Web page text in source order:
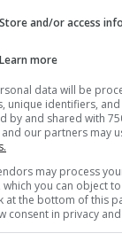
10.09°O bietet
Store and/or access
Learn more
data will be
unique identifiers,
by and shared with
and our partners may
may process
which you can object
at the bottom of this
consent in privacy